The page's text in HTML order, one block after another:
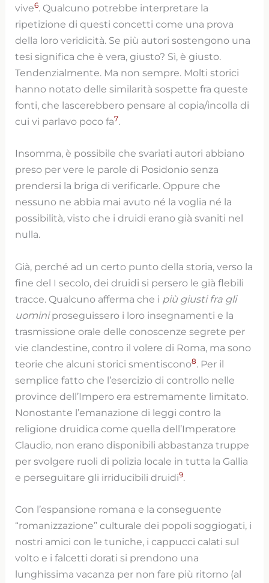
vive6. Qualcuno potrebbe interpretare la
ripetizione di questi concetti come una prova
della loro veridicità. Se più autori sostengono una
tesi significa che è vera, giusto? Sì, è giusto.
Tendenzialmente. Ma non sempre. Molti storici
hanno notato delle similarità sospette fra queste
fonti, che lascerebbero pensare al copia/incolla di
cui vi parlavo poco fa7.
Insomma, è possibile che svariati autori abbiano
preso per vere le parole di Posidonio senza
prendersi la briga di verificarle. Oppure che
nessuno ne abbia mai avuto né la voglia né la
possibilità, visto che i druidi erano già svaniti nel
nulla.
Già, perché ad un certo punto della storia, verso la
fine del I secolo, dei druidi si persero le già flebili
tracce. Qualcuno afferma che i più giusti fra gli
uominiproseguissero i loro insegnamenti e la
trasmissione orale delle conoscenze segrete per
vie clandestine, contro il volere di Roma, ma sono
teorie che alcuni storici smentiscono8. Per il
semplice fatto che l’esercizio di controllo nelle
province dell’Impero era estremamente limitato.
Nonostante l’emanazione di leggi contro la
religione druidica come quella dell’Imperatore
Claudio, non erano disponibili abbastanza truppe
per svolgere ruoli di polizia locale in tutta la Gallia
e perseguitare gli irriducibili druidi9.
Con l’espansione romana e la conseguente
“romanizzazione” culturale dei popoli soggiogati, i
nostri amici con le tuniche, i cappucci calati sul
volto e i falcetti dorati si prendono una
lunghissima vacanza per non fare più ritorno (al